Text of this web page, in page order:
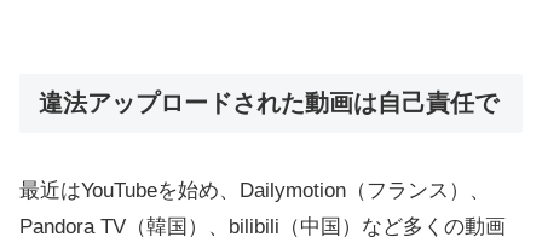
違法アップロードされた動画は自己責任で
最近はYouTubeを始め、Dailymotion（フランス）、
Pandora TV（韓国）、bilibili（中国）など多くの動画